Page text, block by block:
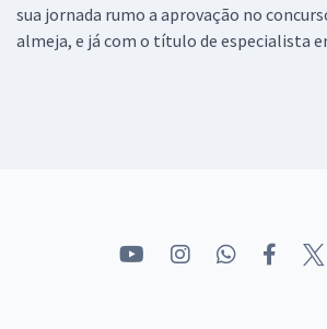
sua jornada rumo a aprovação no
almeja, e já com o título de especialista